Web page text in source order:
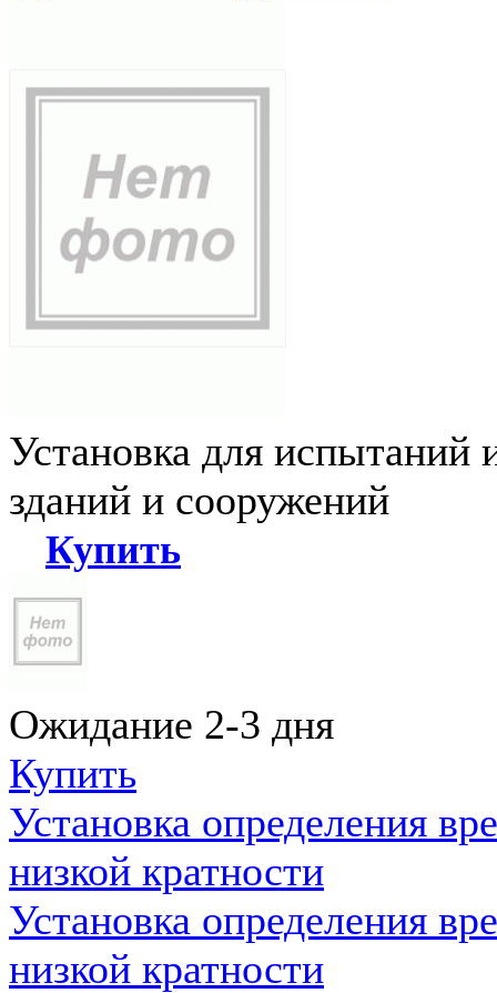
Установка для испытаний
зданий и сооружений
Купить
Ожидание 2-3 дня
Купить
Установка определения
низкой кратности
Установка определения
низкой кратности